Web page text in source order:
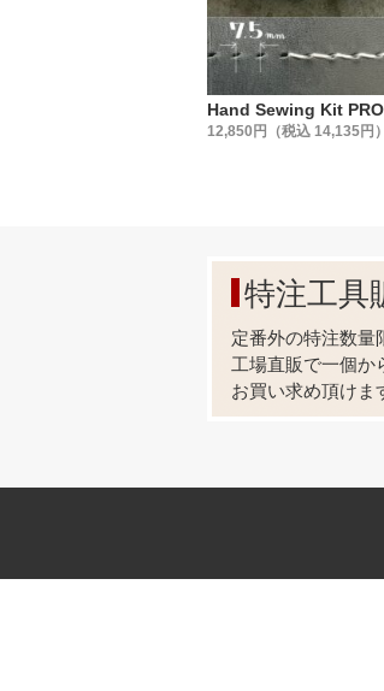
Hand Sewing Kit PRO
12,850円（税込 14,135円）
特注工具
定番外の特注数量
工場直販で一個か
お買い求め頂けま